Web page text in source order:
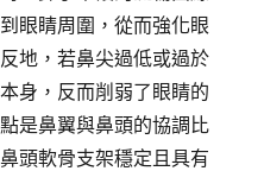
眼睛周圍，從而強化眼
地，若鼻尖過低或過於
身，反而削弱了眼睛的
是鼻翼與鼻頭的協調比
頭軟骨支架穩定且具有